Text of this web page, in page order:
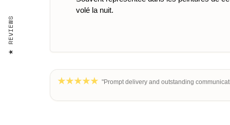
volé la nuit.
"Prompt delivery and outstanding
REVIEWS